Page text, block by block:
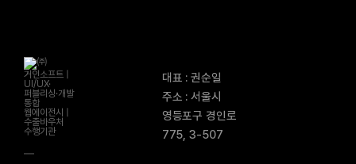
대표 : 권순일
주소 : 서울시
영등포구 경인로
775, 3-507